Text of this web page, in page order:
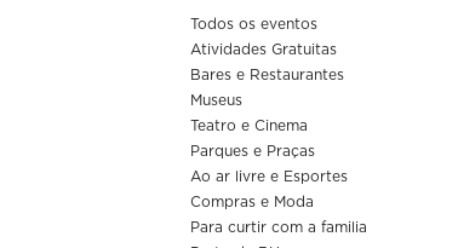
Todos os eventos
Atividades Gratuitas
Bares e Restaurantes
Museus
Teatro e Cinema
Parques e Praças
Ao ar livre e Esportes
Compras e Moda
Para curtir com a familia